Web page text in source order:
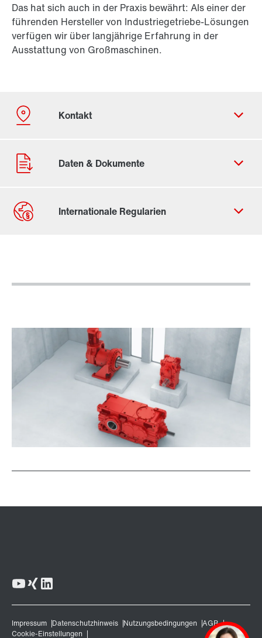
Das hat sich auch in der Praxis bewährt: Als einer der
führenden Hersteller von Industriegetriebe-Lösungen
verfügen wir über langjährige Erfahrung in der
Ausstattung von Großmaschinen.